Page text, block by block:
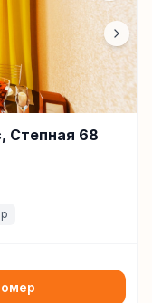
Степная 68